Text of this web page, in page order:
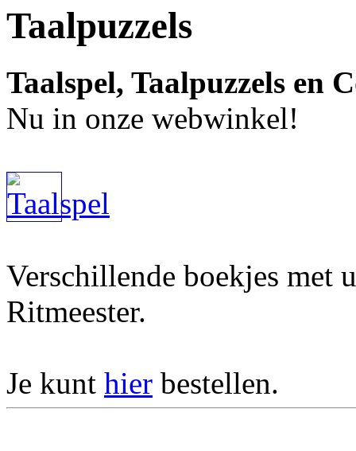
Taalpuzzels
Taalspel, Taalpuzzels en
Nu in onze webwinkel!
Verschillende boekjes met
Ritmeester.
Je kunt hier bestellen.